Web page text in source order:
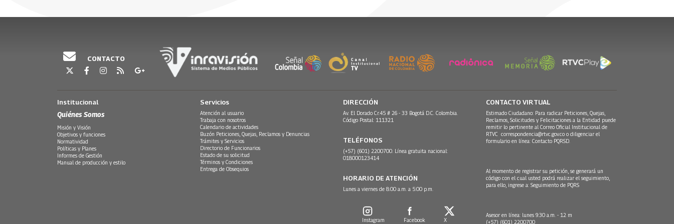
CONTACTO
Institucional
Quiénes Somos
Misión y Visión
Objetivos y funciones
Normatividad
Políticas y Planes
Informes de Gestión
Manual de producción y estilo
Servicios
Atención al usuario
Trabaja con nosotros
Calendario de actividades
Buzón Peticiones, Quejas, Reclamos y Denuncias
Trámites y Servicios
Directorio de Funcionarios
Estado de su solicitud
Términos y Condiciones
Entrega de Obsequios
DIRECCIÓN
Av. El Dorado Cr.45 # 26 - 33 Bogotá D.C. Colombia.
Código Postal: 111321
TELÉFONOS
(+57) (601) 2200700. Línea gratuita nacional:
018000123414
HORARIO DE ATENCIÓN
Lunes a viernes de 8:00 a.m. a 5:00 p.m.
Instagram Facebook X
CONTACTO VIRTUAL
Estimado Ciudadano: Para radicar Peticiones, Quejas,
Reclamos, Solicitudes y Felicitaciones a la Entidad puede
remitir lo pertinente al Correo Oficial Institucional de
RTVC correspondencia@rtvc.gov.co o diligenciar el
formulario en línea: Contacto PQRSD.
Al momento de registrar su petición, se generará un
código con el cual usted podrá realizar el seguimiento,
para ello, ingrese a: Seguimiento de PQRS
Asesor en línea: lunes 9:30 a.m. - 12 m
(+57) (601) 2200700